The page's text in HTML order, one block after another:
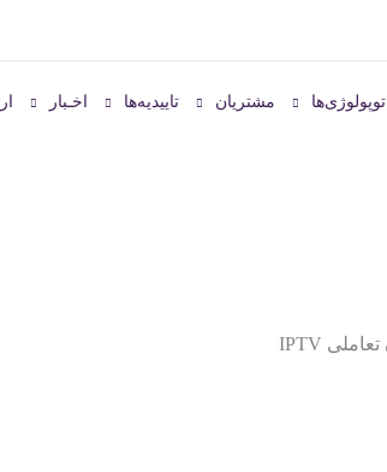
توپولوژی‌ها مشتریان تاییدیه‌ها اخـبار